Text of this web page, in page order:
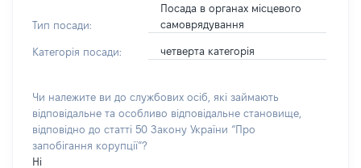
Тип посади:
Посада в органах місцевого
самоврядування
Категорія посади: четверта категорія
Чи належите ви до службових осіб, які займають
відповідальне та особливо відповідальне становище,
відповідно до статті 50 Закону України “Про
запобігання корупції”?
Ні